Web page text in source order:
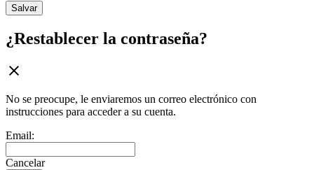
Salvar
¿Restablecer la contraseña?
No se preocupe, le enviaremos un correo electrónico con
instrucciones para acceder a su cuenta.
Email:
Cancelar